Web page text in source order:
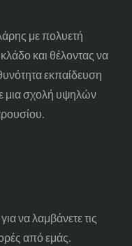
με πολυετή
και θέλοντας να
εκπαίδευση
μια σχολή υψηλών
να λαμβάνετε τις
από εμάς.